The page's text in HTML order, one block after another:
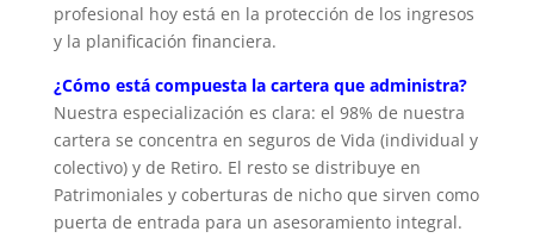
profesional hoy está en la protección de los ingresos
y la planificación financiera.
¿Cómo está compuesta la cartera que administra?
Nuestra especialización es clara: el 98% de nuestra
cartera se concentra en seguros de Vida (individual y
colectivo) y de Retiro. El resto se distribuye en
Patrimoniales y coberturas de nicho que sirven como
puerta de entrada para un asesoramiento integral.